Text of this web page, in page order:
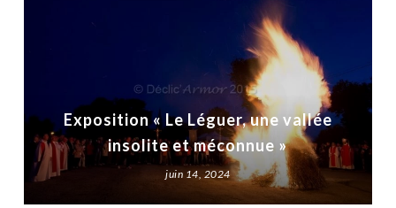
Exposition « Le Léguer, une vallée
insolite et méconnue »
juin 14, 2024